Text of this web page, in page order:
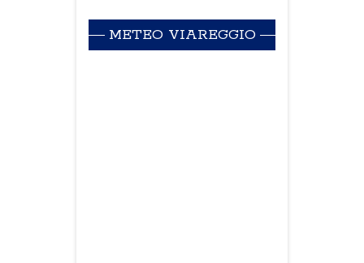
METEO VIAREGGIO